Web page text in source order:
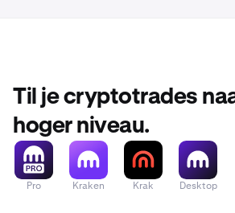
Til je cryptotrades
hoger niveau.
Pro Kraken Krak Desktop